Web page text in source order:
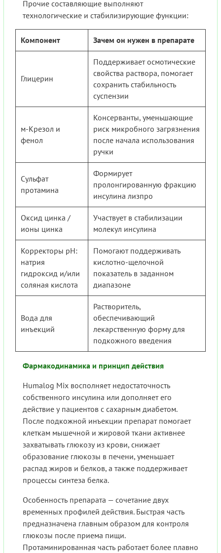
Прочие составляющие выполняют
технологические и стабилизирующие функции:
Компонент Зачем он нужен в препарате
Глицерин
Поддерживает осмотические
свойства раствора, помогает
сохранить стабильность
суспензии
м-Крезол и
фенол
Консерванты, уменьшающие
риск микробного загрязнения
после начала использования
ручки
Сульфат
протамина
Формирует
пролонгированную фракцию
инсулина лизпро
Оксид цинка /
ионы цинка
Участвует в стабилизации
молекул инсулина
Корректоры pH:
натрия
гидроксид и/или
соляная кислота
Помогают поддерживать
кислотно-щелочной
показатель в заданном
диапазоне
Вода для
инъекций
Растворитель,
обеспечивающий
лекарственную форму для
подкожного введения
Фармакодинамика и принцип действия
Humalog Mix восполняет недостаточность
собственного инсулина или дополняет его
действие у пациентов с сахарным диабетом.
После подкожной инъекции препарат помогает
клеткам мышечной и жировой ткани активнее
захватывать глюкозу из крови, снижает
образование глюкозы в печени, уменьшает
распад жиров и белков, а также поддерживает
процессы синтеза белка.
Особенность препарата — сочетание двух
временных профилей действия. Быстрая часть
предназначена главным образом для контроля
глюкозы после приема пищи.
Протаминированная часть работает более плавно